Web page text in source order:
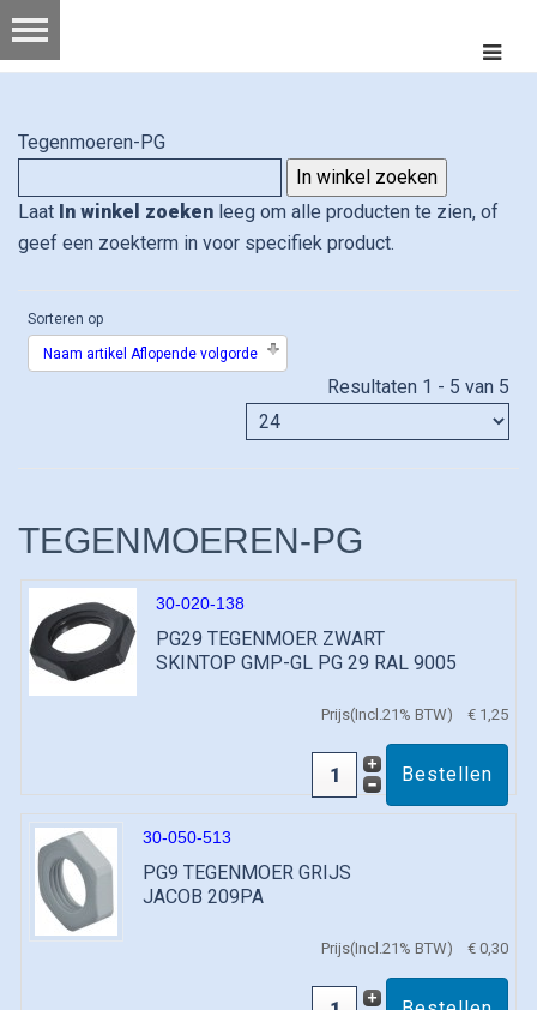
Tegenmoeren-PG
Laat In winkel zoeken leeg om alle producten te zien, of
geef een zoekterm in voor specifiek product.
Sorteren op
Naam artikel Aflopende volgorde
Resultaten 1 - 5 van 5
TEGENMOEREN-PG
30-020-138
PG29 TEGENMOER ZWART
SKINTOP GMP-GL PG 29 RAL 9005
Prijs(Incl.21% BTW) € 1,25
30-050-513
PG9 TEGENMOER GRIJS
JACOB 209PA
Prijs(Incl.21% BTW) € 0,30